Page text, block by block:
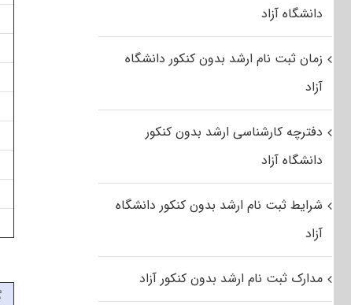
دانشگاه آزاد
زمان ثبت نام ارشد بدون کنکور دانشگاه
آزاد
دفترچه کارشناسی ارشد بدون کنکور
دانشگاه آزاد
شرایط ثبت نام ارشد بدون کنکور دانشگاه
آزاد
مدارک ثبت نام ارشد بدون کنکور آزاد